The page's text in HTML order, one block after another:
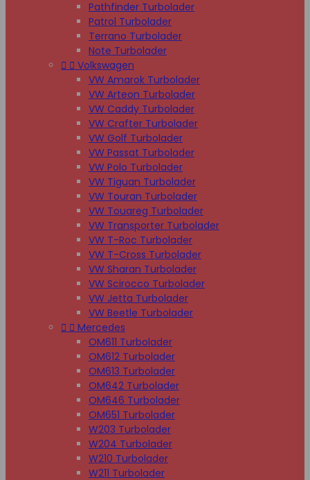
Pathfinder Turbolader
Patrol Turbolader
Terrano Turbolader
Note Turbolader
  Volkswagen
VW Amarok Turbolader
VW Arteon Turbolader
VW Caddy Turbolader
VW Crafter Turbolader
VW Golf Turbolader
VW Passat Turbolader
VW Polo Turbolader
VW Tiguan Turbolader
VW Touran Turbolader
VW Touareg Turbolader
VW Transporter Turbolader
VW T-Roc Turbolader
VW T-Cross Turbolader
VW Sharan Turbolader
VW Scirocco Turbolader
VW Jetta Turbolader
VW Beetle Turbolader
  Mercedes
OM611 Turbolader
OM612 Turbolader
OM613 Turbolader
OM642 Turbolader
OM646 Turbolader
OM651 Turbolader
W203 Turbolader
W204 Turbolader
W210 Turbolader
W211 Turbolader